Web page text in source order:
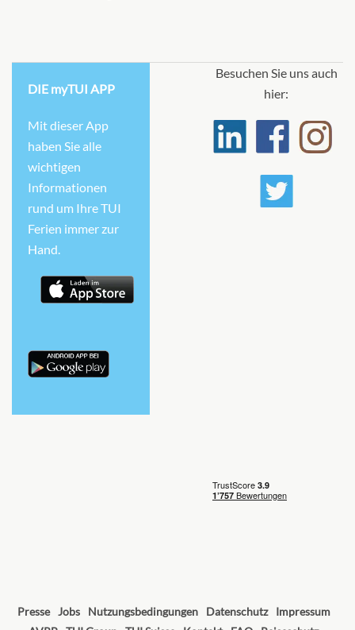
DIE myTUI APP
Mit dieser App
haben Sie alle
wichtigen
Informationen
rund um Ihre TUI
Ferien immer zur
Hand.
Besuchen Sie uns auch
hier:
Presse Jobs Nutzungsbedingungen Datenschutz
Impressum